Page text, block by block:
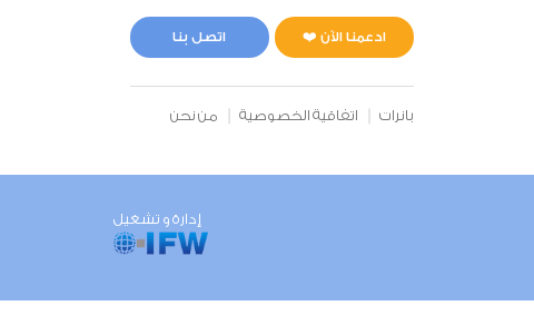
ادعمنا الآن ❤️ اتصل بنا
بانرات اتفاقية الخصوصية من نحن
إدارة و تشغيل